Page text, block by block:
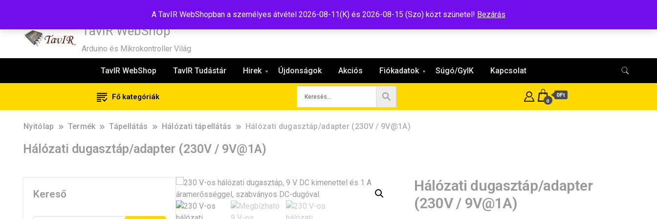
A TavIR WebShopban a személyes átvétel 2026-08-11(K) és 2026-08-15 (Szo) közt szünetel! Bezárás
TavIR WebShop
Arduino és Mikrokontroller Világ
TavIR WebShop TavIR Tudástár Hirek Újdonságok Akciós Fiókadatok Súgó/GyIK Kapcsolat
Fő kategóriák 0
0Ft
Nyitólap Termék Tápellátás Hálózati tápellátás Hálózati dugasztáp/adapter (230V / 9V@1A)
Hálózati dugasztáp/adapter (230V / 9V@1A)
Hálózati dugasztáp/adapter
(230V / 9V@1A)
Kereső